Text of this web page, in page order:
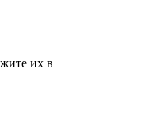
их в